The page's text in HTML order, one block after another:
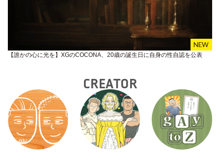
【誰かの心に光を】XGのCOCONA、20歳の誕生日に自身の性自認を公表
CREATOR